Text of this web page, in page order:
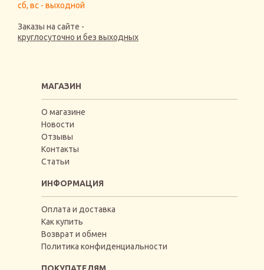
сб, вс - выходной
Заказы на сайте -
круглосуточно и без выходных
МАГАЗИН
О магазине
Новости
Отзывы
Контакты
Статьи
ИНФОРМАЦИЯ
Оплата и доставка
Как купить
Возврат и обмен
Политика конфиденциальности